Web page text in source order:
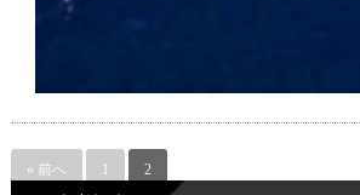
« 前へ 1 2